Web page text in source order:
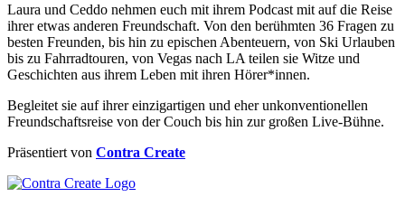
Laura und Ceddo nehmen euch mit ihrem Podcast mit auf die Reise
ihrer etwas anderen Freundschaft. Von den berühmten 36 Fragen zu
besten Freunden, bis hin zu epischen Abenteuern, von Ski Urlauben
bis zu Fahrradtouren, von Vegas nach LA teilen sie Witze und
Geschichten aus ihrem Leben mit ihren Hörer*innen.
Begleitet sie auf ihrer einzigartigen und eher unkonventionellen
Freundschaftsreise von der Couch bis hin zur großen Live-Bühne.
Präsentiert von Contra Create